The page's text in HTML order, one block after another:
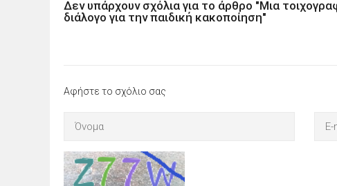
Δεν υπάρχουν σχόλια για το άρθρο "Μια
διάλογο για την παιδική κακοποίηση"
Αφήστε το σχόλιο σας